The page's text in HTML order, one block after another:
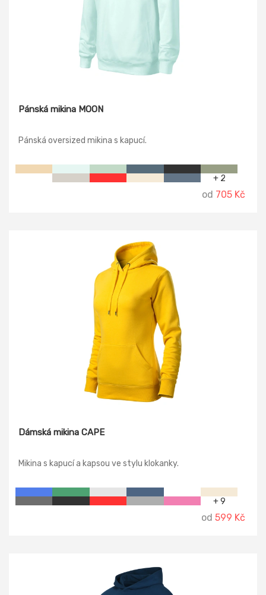
Pánská mikina MOON
Pánská oversized mikina s kapucí.
+ 2
od 705 Kč
Dámská mikina CAPE
Mikina s kapucí a kapsou ve stylu klokanky.
+ 9
od 599 Kč